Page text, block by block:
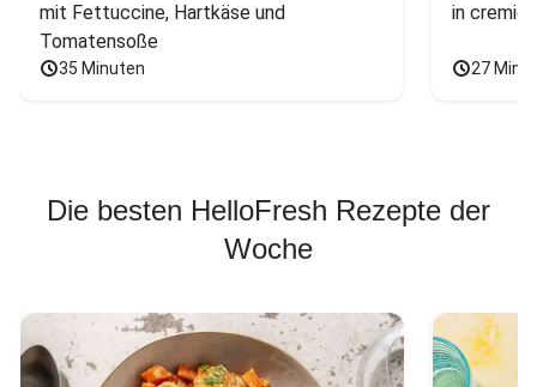
mit Fettuccine, Hartkäse und
Tomatensoße
35 Minuten
in
27
Die besten HelloFresh Rezepte der
Woche